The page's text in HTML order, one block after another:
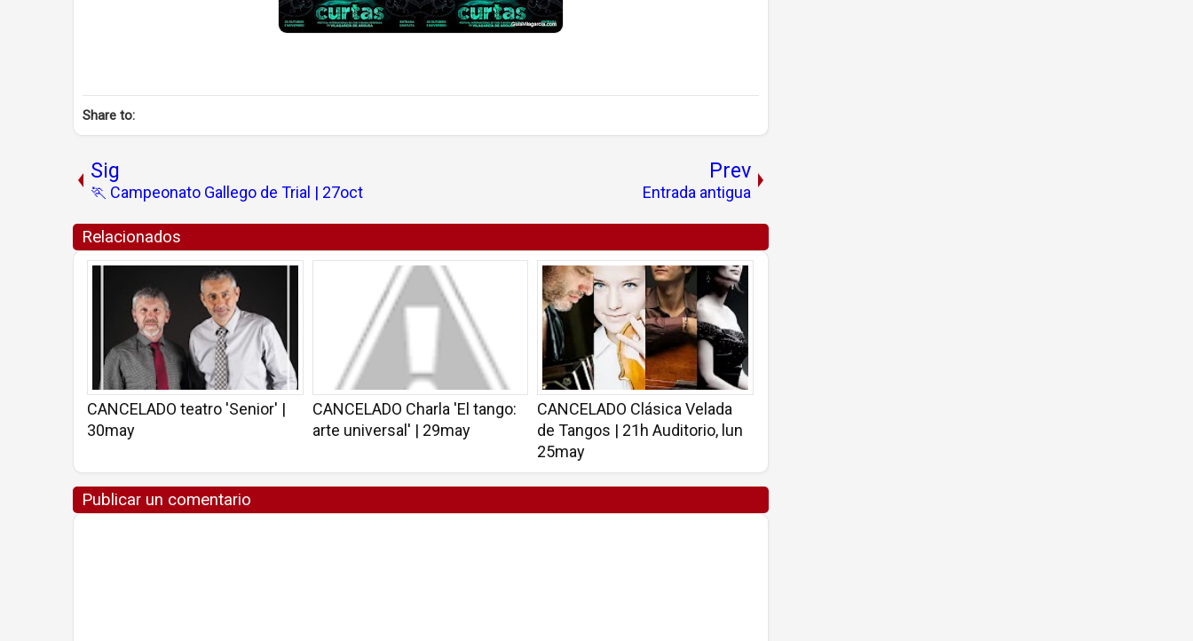
Share to:
Sig
🏃 Campeonato Gallego de Trial | 27oct
Prev
Entrada antigua
Relacionados
CANCELADO teatro 'Senior' |
30may
CANCELADO Charla 'El tango:
arte universal' | 29may
CANCELADO Clásica Velada
de Tangos | 21h Auditorio, lun
25may
Publicar un comentario